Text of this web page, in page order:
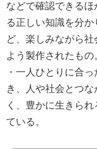
などで確認できる
る正しい知識を分
ど、楽しみながら
よう製作されたもの
・一人ひとりに合
き、人や社会とつな
く、豊かに生きら
ている。